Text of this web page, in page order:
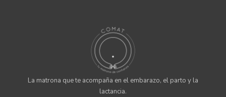
La matrona que te acompaña en el embarazo, el parto y la
lactancia.